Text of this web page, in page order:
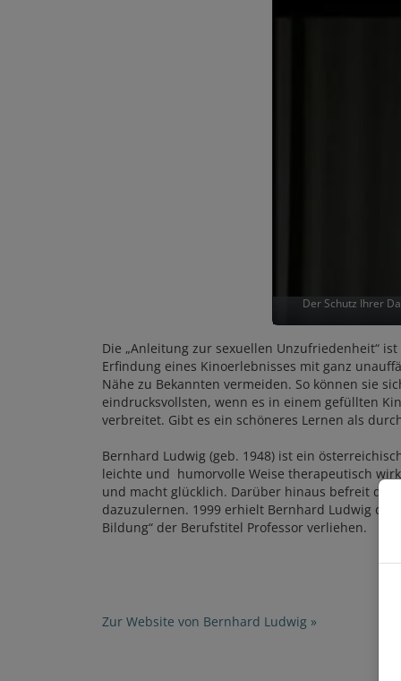
Der Schutz Ihrer
Die „Anleitung zur sexuellen Unzufriedenheit“
Erfindung eines Kinoerlebnisses mit ganz
Nähe zu Bekannten vermeiden. So können sie
eindrucksvollsten, wenn es in einem gefüllten
verbreitet. Gibt es ein schöneres Lernen als
Bernhard Ludwig (geb. 1948) ist ein
leichte und humorvolle Weise therapeutisch
und macht glücklich. Darüber hinaus befreit
dazuzulernen. 1999 erhielt Bernhard Ludwig
Bildung“ der Berufstitel Professor verliehen.
Zur Website von Bernhard Ludwig »